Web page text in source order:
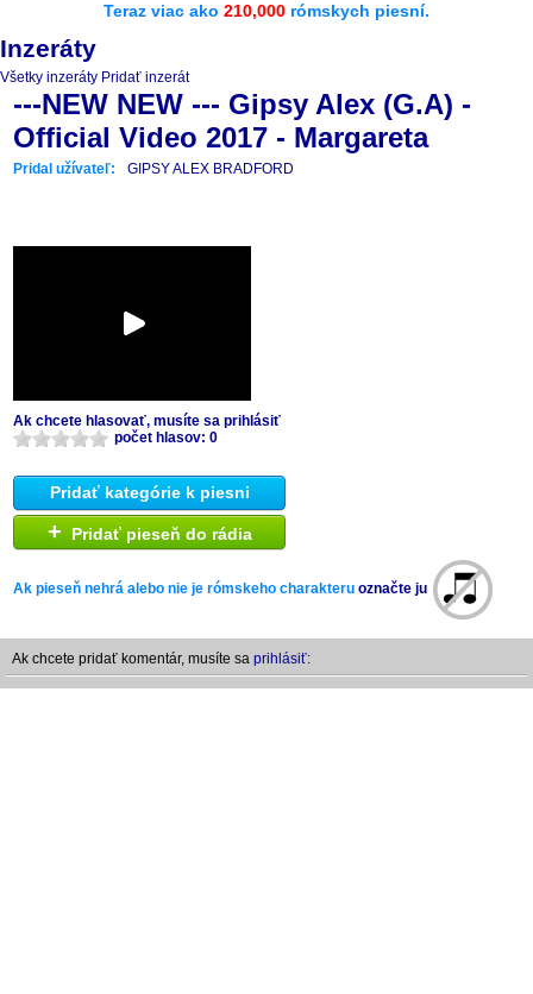
Teraz viac ako 210,000 rómskych piesní.
Inzeráty
Všetky inzeráty Pridať inzerát
---NEW NEW --- Gipsy Alex (G.A) -
Official Video 2017 - Margareta
Pridal užívateľ: GIPSY ALEX BRADFORD
Ak chcete hlasovať, musíte sa prihlásiť
počet hlasov: 0
Pridať kategórie k piesni
+ Pridať pieseň do rádia
Ak pieseň nehrá alebo nie je rómskeho charakteru označte ju
Ak chcete pridať komentár, musíte sa prihlásiť: